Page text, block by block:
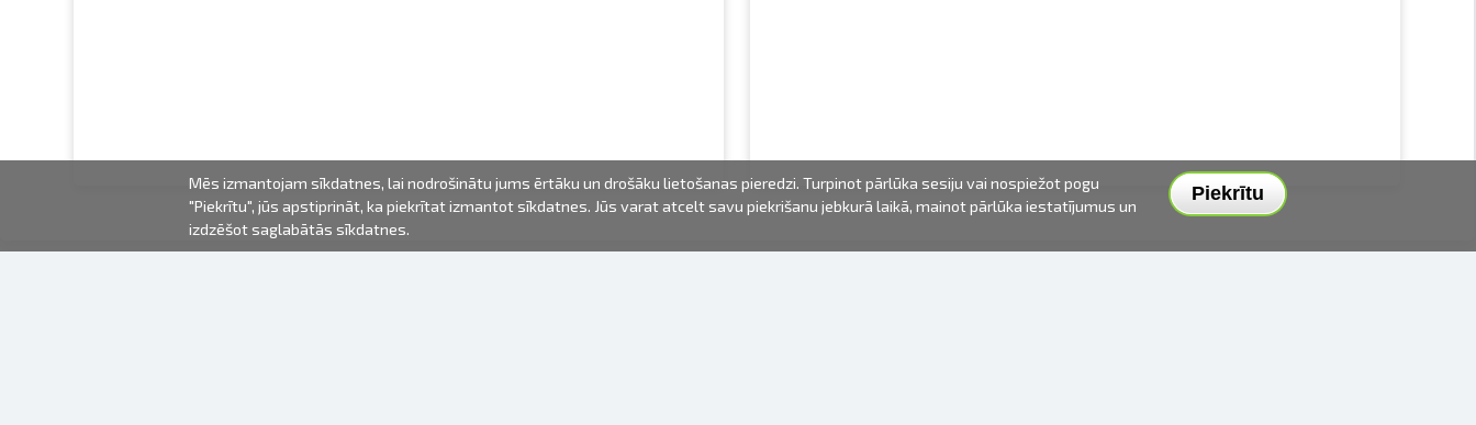
Piekrītu
Mēs izmantojam sīkdatnes, lai nodrošinātu jums ērtāku un drošāku lietošanas pieredzi. Turpinot pārlūka sesiju vai nospiežot pogu
"Piekrītu", jūs apstiprināt, ka piekrītat izmantot sīkdatnes. Jūs varat atcelt savu piekrišanu jebkurā laikā, mainot pārlūka iestatījumus un
izdzēšot saglabātās sīkdatnes.